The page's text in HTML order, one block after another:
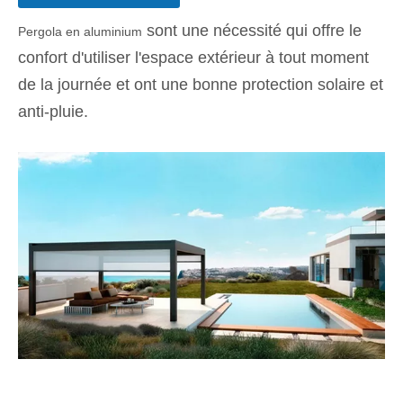
Pergola en aluminium sont une nécessité qui offre le
confort d'utiliser l'espace extérieur à tout moment
de la journée et ont une bonne protection solaire et
anti-pluie.